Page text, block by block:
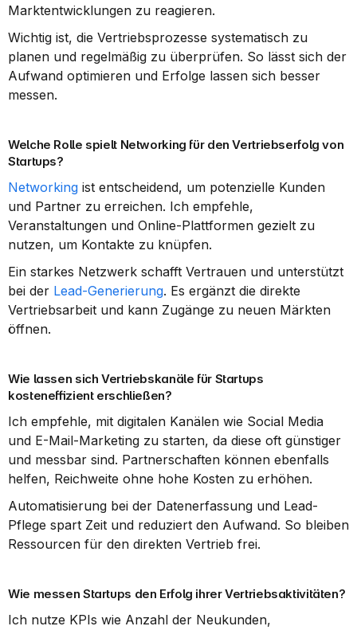
Marktentwicklungen zu reagieren.
Wichtig ist, die Vertriebsprozesse systematisch zu
planen und regelmäßig zu überprüfen. So lässt sich der
Aufwand optimieren und Erfolge lassen sich besser
messen.
Welche Rolle spielt Networking für den Vertriebserfolg von
Startups?
Networking ist entscheidend, um potenzielle Kunden
und Partner zu erreichen. Ich empfehle,
Veranstaltungen und Online-Plattformen gezielt zu
nutzen, um Kontakte zu knüpfen.
Ein starkes Netzwerk schafft Vertrauen und unterstützt
bei der Lead-Generierung. Es ergänzt die direkte
Vertriebsarbeit und kann Zugänge zu neuen Märkten
öffnen.
Wie lassen sich Vertriebskanäle für Startups
kosteneffizient erschließen?
Ich empfehle, mit digitalen Kanälen wie Social Media
und E-Mail-Marketing zu starten, da diese oft günstiger
und messbar sind. Partnerschaften können ebenfalls
helfen, Reichweite ohne hohe Kosten zu erhöhen.
Automatisierung bei der Datenerfassung und Lead-
Pflege spart Zeit und reduziert den Aufwand. So bleiben
Ressourcen für den direkten Vertrieb frei.
Wie messen Startups den Erfolg ihrer Vertriebsaktivitäten?
Ich nutze KPIs wie Anzahl der Neukunden,